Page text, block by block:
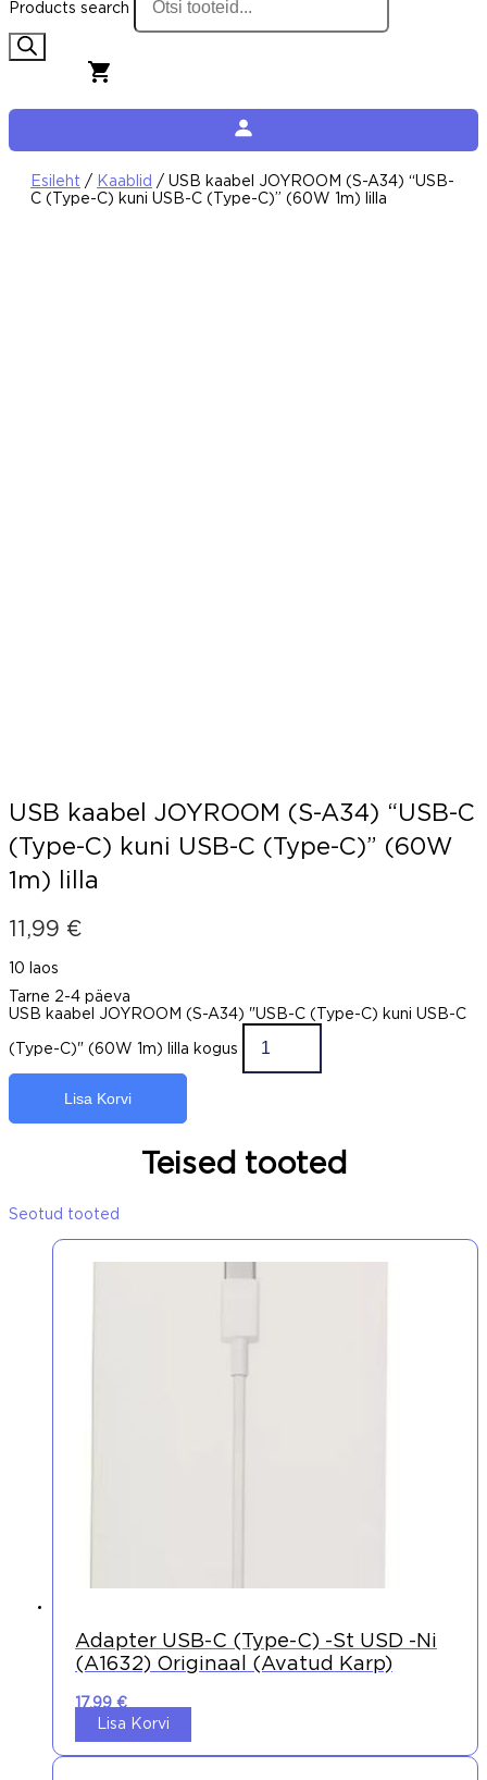
Products search
Esileht / Kaablid / USB kaabel JOYROOM (S-A34) “USB-
C (Type-C) kuni USB-C (Type-C)” (60W 1m) lilla
USB kaabel JOYROOM (S-A34) “USB-C
(Type-C) kuni USB-C (Type-C)” (60W
1m) lilla
11,99 €
10 laos
Tarne 2-4 päeva
USB kaabel JOYROOM (S-A34) "USB-C (Type-C) kuni USB-C
(Type-C)" (60W 1m) lilla kogus
Lisa Korvi
Teised tooted
Seotud tooted
Adapter USB-C (Type-C) -st USD -ni
(A1632) Originaal (avatud Karp)
17,99 €
Lisa Korvi